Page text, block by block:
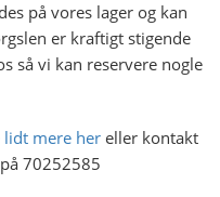
på vores lager og kan
er kraftigt stigende
så vi kan reservere nogle
lidt mere her eller kontakt
70252585